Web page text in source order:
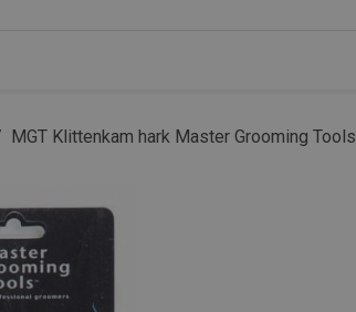
MGT Klittenkam hark Master Grooming Tools